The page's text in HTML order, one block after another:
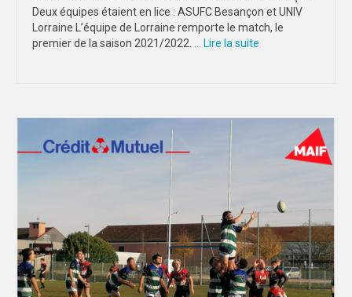
Deux équipes étaient en lice : ASUFC Besançon et UNIV
Lorraine L’équipe de Lorraine remporte le match, le
premier de la saison 2021/2022. … Lire la suite­­